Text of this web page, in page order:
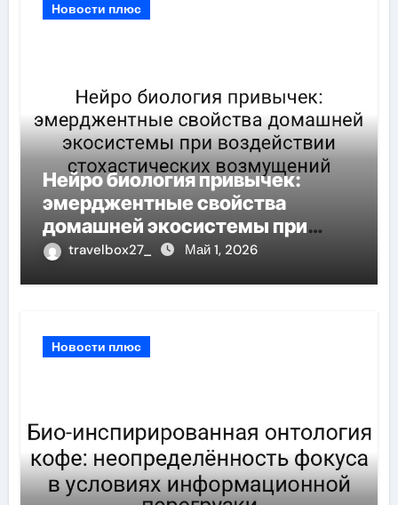
Новости плюс
Нейро биология привычек:
эмерджентные свойства
домашней экосистемы при
воздействии стохастических
travelbox27_ Май 1, 2026
Новости плюс